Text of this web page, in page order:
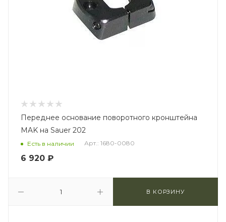
Переднее основание поворотного кронштейна
MAK на Sauer 202
Есть в наличии Арт.: 1680-0080
6 920 ₽
В КОРЗИНУ